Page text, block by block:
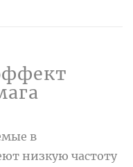
в
низкую частоту